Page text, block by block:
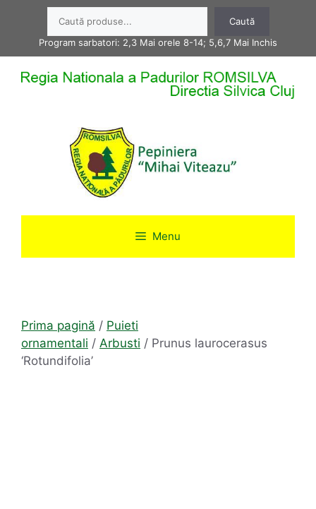
conținut
Caută
Program sarbatori: 2,3 Mai orele 8-14; 5,6,7 Mai Inchis
Menu
Prima pagină / Puieti
ornamentali / Arbusti / Prunus laurocerasus
‘Rotundifolia’